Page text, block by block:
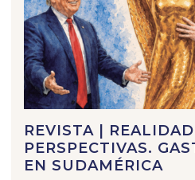
REVISTA |
PERSPECTIVAS.
EN SUDAMÉRICA